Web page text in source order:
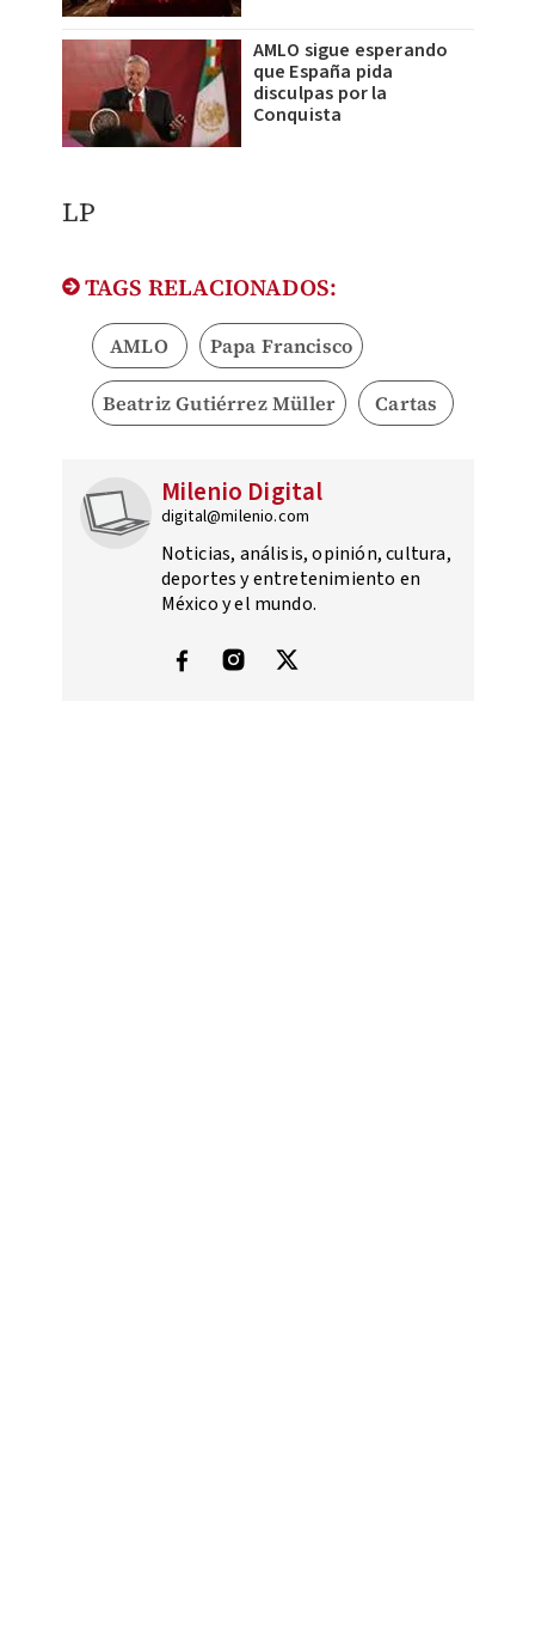
AMLO sigue esperando
que España pida
disculpas por la
Conquista
LP
TAGS RELACIONADOS:
AMLO Papa Francisco
Beatriz Gutiérrez Müller Cartas
Milenio Digital
digital@milenio.com
Noticias, análisis, opinión, cultura,
deportes y entretenimiento en
México y el mundo.